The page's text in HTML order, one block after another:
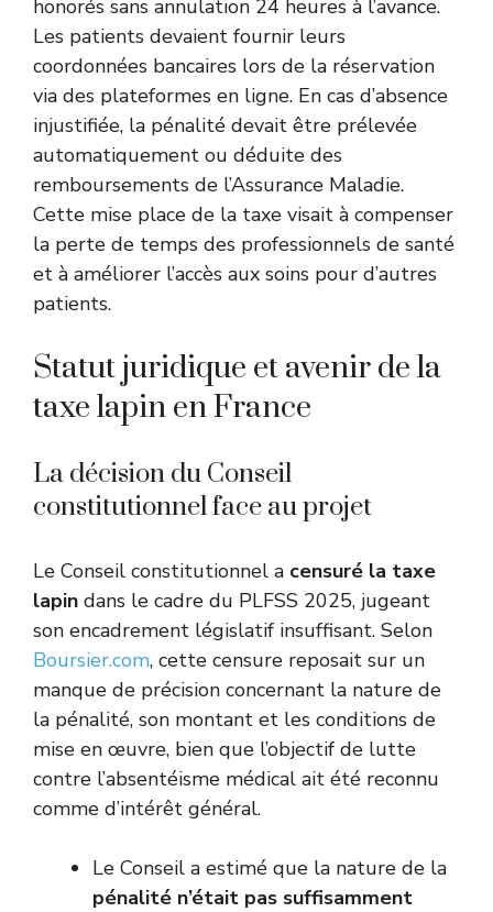
honorés sans annulation 24 heures à l’avance.
Les patients devaient fournir leurs
coordonnées bancaires lors de la réservation
via des plateformes en ligne. En cas d’absence
injustifiée, la pénalité devait être prélevée
automatiquement ou déduite des
remboursements de l’Assurance Maladie.
Cette mise place de la taxe visait à compenser
la perte de temps des professionnels de santé
et à améliorer l’accès aux soins pour d’autres
patients.
Statut juridique et avenir de la
taxe lapin en France
La décision du Conseil
constitutionnel face au projet
Le Conseil constitutionnel a censuré la taxe
lapin dans le cadre du PLFSS 2025, jugeant
son encadrement législatif insuffisant. Selon
Boursier.com, cette censure reposait sur un
manque de précision concernant la nature de
la pénalité, son montant et les conditions de
mise en œuvre, bien que l’objectif de lutte
contre l’absentéisme médical ait été reconnu
comme d’intérêt général.
Le Conseil a estimé que la nature de la
pénalité n’était pas suffisamment